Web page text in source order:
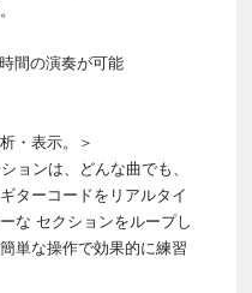
間の演奏が可能
・表示。＞
ョンは、どんな曲でも、
ターコードをリアルタイ
な セクションをループし
単な操作で効果的に練習